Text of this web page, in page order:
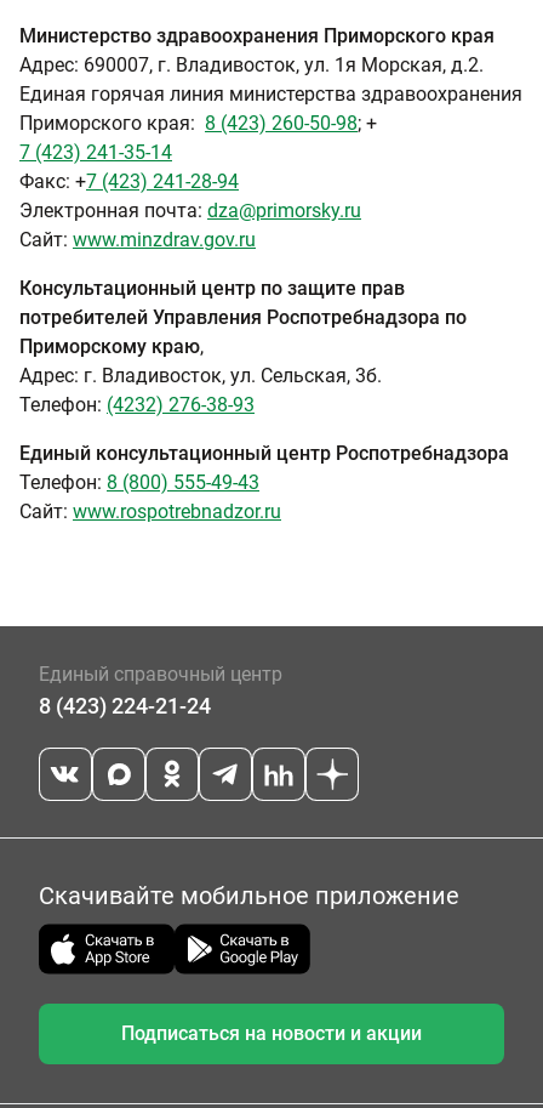
Министерство здравоохранения Приморского края
Адрес: 690007, г. Владивосток, ул. 1я Морская, д.2.
Единая горячая линия министерства здравоохранения
Приморского края: 8 (423) 260-50-98; +
7 (423) 241-35-14
Факс: +7 (423) 241-28-94
Электронная почта: dza@primorsky.ru
Сайт: www.minzdrav.gov.ru
Консультационный центр по защите прав
потребителей Управления Роспотребнадзора по
Приморскому краю,
Адрес: г. Владивосток, ул. Сельская, 3б.
Телефон: (4232) 276-38-93
Единый консультационный центр Роспотребнадзора
Телефон: 8 (800) 555-49-43
Сайт: www.rospotrebnadzor.ru
Единый справочный центр
8 (423) 224-21-24
Скачивайте мобильное приложение
Подписаться на новости и акции